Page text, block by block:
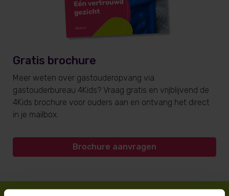
Gratis brochure
Meer weten over gastouderopvang via
gastouderbureau 4Kids? Vraag gratis en vrijblijvend de
4Kids brochure voor ouders aan en ontvang het direct
in je mailbox.
Brochure aanvragen